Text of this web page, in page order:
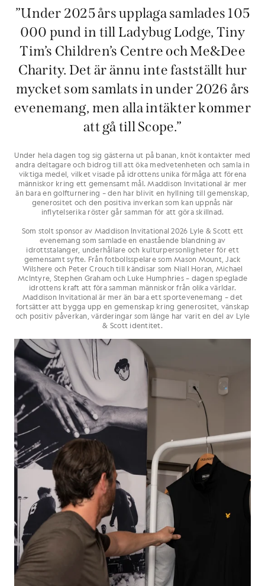
”Under 2025 års upplaga samlades 105
000 pund in till Ladybug Lodge, Tiny
Tim’s Children’s Centre och Me&Dee
Charity. Det är ännu inte fastställt hur
mycket som samlats in under 2026 års
evenemang, men alla intäkter kommer
att gå till Scope.”
Under hela dagen tog sig gästerna ut på banan, knöt kontakter med
andra deltagare och bidrog till att öka medvetenheten och samla in
viktiga medel, vilket visade på idrottens unika förmåga att förena
människor kring ett gemensamt mål. Maddison Invitational är mer
än bara en golfturnering – den har blivit en hyllning till gemenskap,
generositet och den positiva inverkan som kan uppnås när
inflytelserika röster går samman för att göra skillnad.
Som stolt sponsor av Maddison Invitational 2026 Lyle & Scott ett
evenemang som samlade en enastående blandning av
idrottstalanger, underhållare och kulturpersonligheter för ett
gemensamt syfte. Från fotbollsspelare som Mason Mount, Jack
Wilshere och Peter Crouch till kändisar som Niall Horan, Michael
McIntyre, Stephen Graham och Luke Humphries – dagen speglade
idrottens kraft att föra samman människor från olika världar.
Maddison Invitational är mer än bara ett sportevenemang – det
fortsätter att bygga upp en gemenskap kring generositet, vänskap
och positiv påverkan, värderingar som länge har varit en del av Lyle
& Scott identitet.